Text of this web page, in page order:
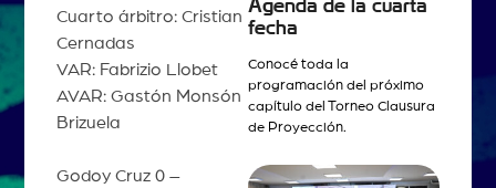
Cuarto árbitro: Cristian
Cernadas
VAR: Fabrizio Llobet
AVAR: Gastón Monsón
Brizuela
Godoy Cruz 0 –
Agenda de la cuarta
fecha
Conocé toda la
programación del próximo
capítulo del Torneo Clausura
de Proyección.